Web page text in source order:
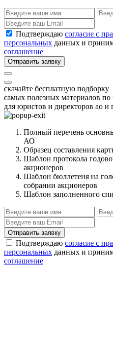
Подтверждаю согласие с
персональных данных и
соглашение
Отправить заявку
скачайте бесплатную подборку
самых полезных материалов по
для юристов и директоров ао и
Полный перечень
АО
Образец составления
Шаблон протокола
акционеров
Шаблон бюллетеня на
собрании акционеров
Шаблон заполненного
Отправить заявку
Подтверждаю согласие с
персональных данных и
соглашение